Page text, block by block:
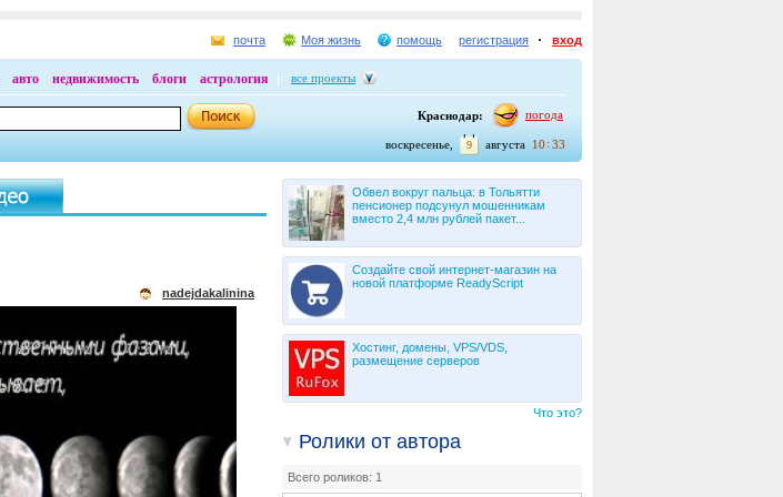
почта Моя жизнь помощь регистрация вход
авто недвижимость блоги астрология все проекты
Краснодар: погода
10 : 33
августа
9
воскресенье,
Обвел вокруг пальца: в Тольятти
пенсионер подсунул мошенникам
вместо 2,4 млн рублей пакет...
Создайте свой интернет-магазин на
новой платформе ReadyScript
Хостинг, домены, VPS/VDS,
размещение серверов
Что это?
Ролики от автора
Всего роликов: 1
nadejdakalinina